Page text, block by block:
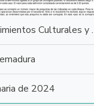
Culturales y Artísticos
de 2024